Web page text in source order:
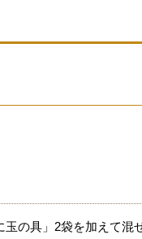
の具」2袋を加えて混